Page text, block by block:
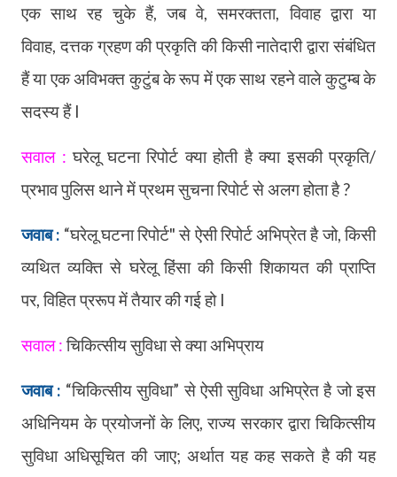
एक साथ रह चुके हैं,जब वे,समरक्तता,विवाह द्वारा या
विवाह,दत्तक ग्रहण की प्रकृति की किसी नातेदारी द्वारा संबंधित
हैं या एक अविभक्त कुटुंब के रूप में एक साथ रहने वाले कुटुम्ब के
सदस्य हैं l
सवाल : घरेलू घटना रिपोर्ट क्या होती है क्या इसकी प्रकृति/
प्रभाव पुलिस थाने में प्रथम सुचना रिपोर्ट से अलग होता है ?
जवाब : “घरेलू घटना रिपोर्ट" से ऐसी रिपोर्ट अभिप्रेत है जो,किसी
व्यथित व्यक्ति से घरेलू हिंसा की किसी शिकायत की प्राप्ति
पर,विहित प्ररूप में तैयार की गई हो l
सवाल :चिकित्सीय सुविधा से क्या अभिप्राय
जवाब : “चिकित्सीय सुविधा”से ऐसी सुविधा अभिप्रेत है जो इस
अधिनियम के प्रयोजनों के लिए,राज्य सरकार द्वारा चिकित्सीय
सुविधा अधिसूचित की जाए; अर्थात यह कह सकते है की यह